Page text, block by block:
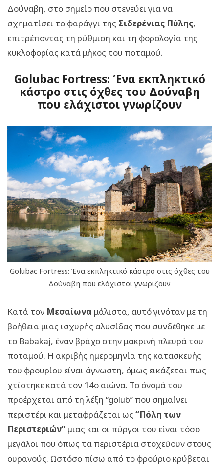
Δούναβη, στο σημείο που στενεύει για να
σχηματίσει το φαράγγι της Σιδερένιας Πύλης,
επιτρέποντας τη ρύθμιση και τη φορολογία της
κυκλοφορίας κατά μήκος του ποταμού.
Golubac Fortress: Ένα εκπληκτικό
κάστρο στις όχθες του Δούναβη
που ελάχιστοι γνωρίζουν
Golubac Fortress: Ένα εκπληκτικό κάστρο στις όχθες του
Δούναβη που ελάχιστοι γνωρίζουν
Κατά τον Μεσαίωνα μάλιστα, αυτό γινόταν με τη
βοήθεια μιας ισχυρής αλυσίδας που συνδέθηκε με
το Babakaj, έναν βράχο στην μακρινή πλευρά του
ποταμού. Η ακριβής ημερομηνία της κατασκευής
του φρουρίου είναι άγνωστη, όμως εικάζεται πως
χτίστηκε κατά τον 14ο αιώνα. Το όνομά του
προέρχεται από τη λέξη “golub” που σημαίνει
περιστέρι και μεταφράζεται ως “Πόλη των
Περιστεριών” μιας και οι πύργοι του είναι τόσο
μεγάλοι που όπως τα περιστέρια στοχεύουν στους
ουρανούς. Ωστόσο πίσω από το φρούριο κρύβεται